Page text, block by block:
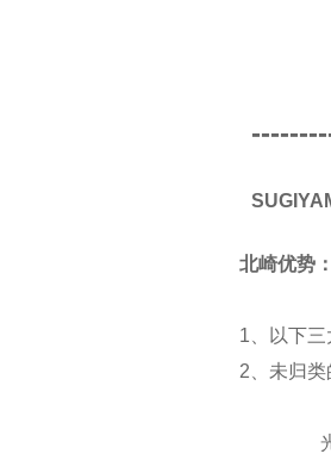
北崎优势
1、以下
2、未归
光源